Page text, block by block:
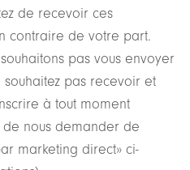
de recevoir ces
contraire de votre part.
pas vous envoyer
souhaitez pas recevoir et
à tout moment
de nous demander de
marketing direct» ci-